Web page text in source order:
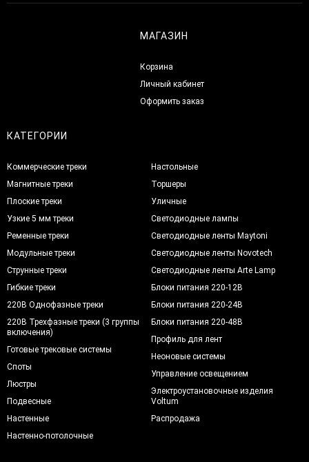
МАГАЗИН
Корзина
Личный кабинет
Оформить заказ
КАТЕГОРИИ
Коммерческие треки
Магнитные треки
Плоские треки
Узкие 5 мм треки
Ременные треки
Модульные треки
Струнные треки
Гибкие треки
220В Однофазные треки
220В Трехфазные треки (3 группы
включения)
Готовые трековые системы
Споты
Люстры
Подвесные
Настенные
Настенно-потолочные
Настольные
Торшеры
Уличные
Светодиодные лампы
Светодиодные ленты Maytoni
Светодиодные ленты Novotech
Светодиодные ленты Arte Lamp
Блоки питания 220-12В
Блоки питания 220-24В
Блоки питания 220-48В
Профиль для лент
Неоновые системы
Управление освещением
Электроустановочные изделия
Voltum
Распродажа